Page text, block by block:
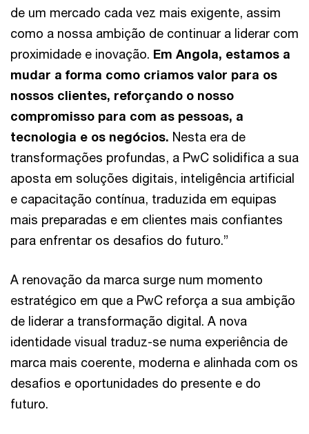
de um mercado cada vez mais exigente, assim
como a nossa ambição de continuar a liderar com
proximidade e inovação. Em Angola, estamos a
mudar a forma como criamos valor para os
nossos clientes, reforçando o nosso
compromisso para com as pessoas, a
tecnologia e os negócios. Nesta era de
transformações profundas, a PwC solidifica a sua
aposta em soluções digitais, inteligência artificial
e capacitação contínua, traduzida em equipas
mais preparadas e em clientes mais confiantes
para enfrentar os desafios do futuro.”
A renovação da marca surge num momento
estratégico em que a PwC reforça a sua ambição
de liderar a transformação digital. A nova
identidade visual traduz-se numa experiência de
marca mais coerente, moderna e alinhada com os
desafios e oportunidades do presente e do
futuro.